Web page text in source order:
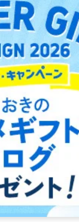
詳細をみる ＞
04/30
2013/03/28